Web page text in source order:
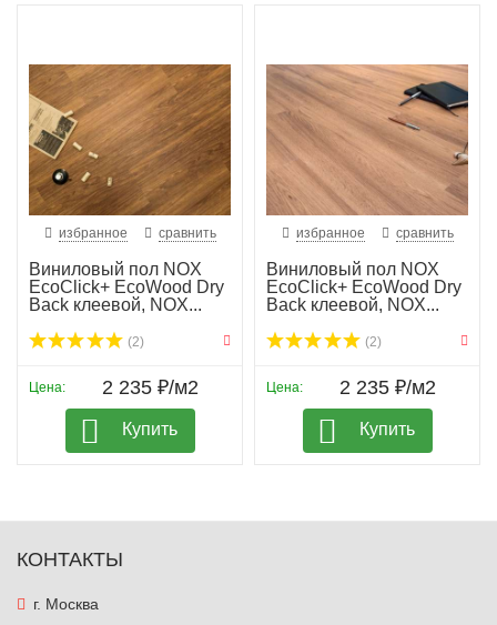
избранное сравнить
Виниловый пол NOX
EcoClick+ EcoWood Dry
Back клеевой, NOX...
(2)
Цена: 2 235 ₽/м2
Купить
избранное сравнить
Виниловый пол NOX
EcoClick+ EcoWood Dry
Back клеевой, NOX...
(2)
Цена: 2 235 ₽/м2
Купить
КОНТАКТЫ
г. Москва